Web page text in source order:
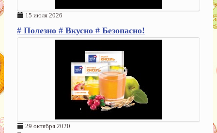
15 июля 2026
# Полезно # Вкусно # Безопасно!
29 октября 2020